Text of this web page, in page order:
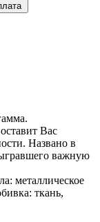
Вас
Названо в
важную
металлическое
ткань,